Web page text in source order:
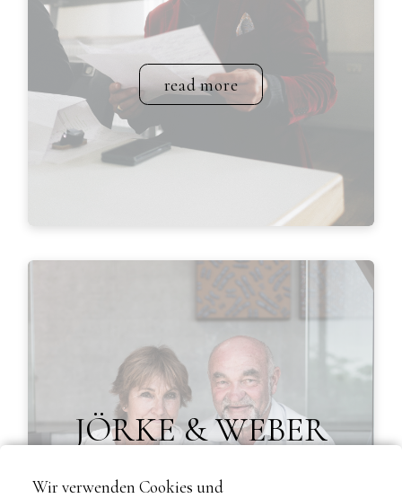
read more
JÖRKE & WEBER
Wir verwenden Cookies und